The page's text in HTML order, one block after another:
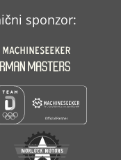
sponzor: